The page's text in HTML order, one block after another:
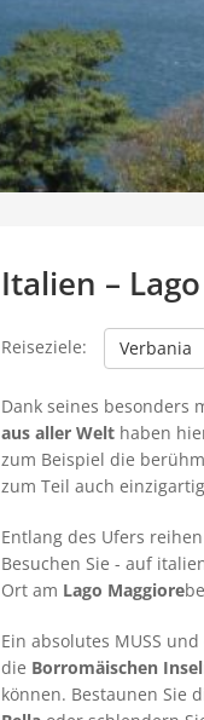
Italien –
Reiseziele: Verbania
Dank seines besonders
aus aller Welt haben
zum Beispiel die
zum Teil auch
Entlang des Ufers
Besuchen Sie - auf
Ort am Lago Maggiore
Ein absolutes MUSS
die Borromäischen
können. Bestaunen Sie